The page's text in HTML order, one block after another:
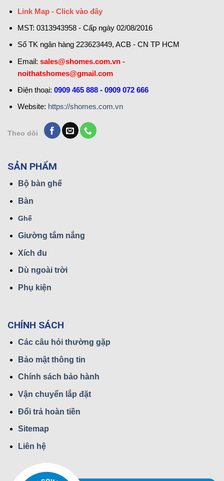
Link Map - Click vào đây
MST: 0313943958 - Cấp ngày 02/08/2016
Số TK ngân hàng 223623449, ACB - CN TP HCM
Email: sales@shomes.com.vn -
noithatshomes@gmail.com
Điện thoại: 0909 465 888 - 0909 072 666
Website: https://shomes.com.vn
Theo dõi
SẢN PHẨM
Bộ bàn ghế
Bàn
Ghế
Giường tắm nắng
Xích đu
Dù ngoài trời
Phụ kiện
CHÍNH SÁCH
Các câu hỏi thường gặp
Bảo mật thông tin
Chính sách bảo hành
Vận chuyển lắp đặt
Đổi trả hoàn tiền
Sitemap
Liên hệ